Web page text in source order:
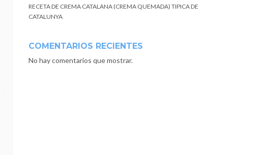
RECETA DE CREMA CATALANA (CREMA QUEMADA) TIPICA DE
CATALUNYA
COMENTARIOS RECIENTES
No hay comentarios que mostrar.